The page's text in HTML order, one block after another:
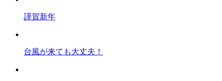
謹賀新年
台風が来ても大丈夫！